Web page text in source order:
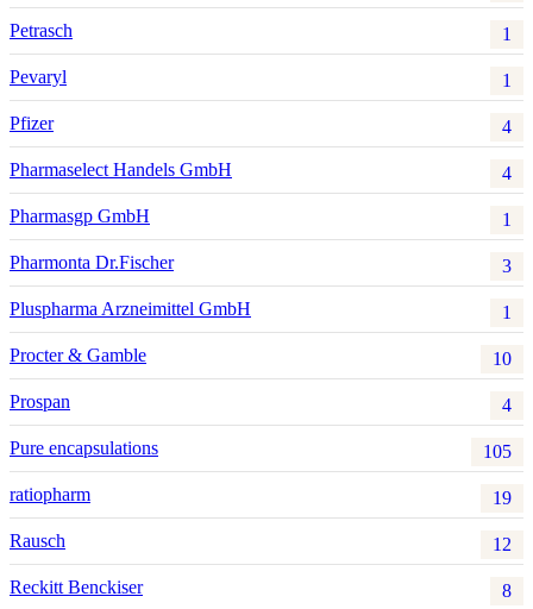
Petrasch 1
Pevaryl 1
Pfizer 4
Pharmaselect Handels GmbH 4
Pharmasgp GmbH 1
Pharmonta Dr.Fischer 3
Pluspharma Arzneimittel GmbH 1
Procter & Gamble 10
Prospan 4
Pure encapsulations 105
ratiopharm 19
Rausch 12
Reckitt Benckiser 8